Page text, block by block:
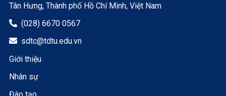
Tân Hưng, Thành phố Hồ Chí Minh, Việt Nam
 (028) 6670 0567
 sdtc@tdtu.edu.vn
Giới thiệu
Nhân sự